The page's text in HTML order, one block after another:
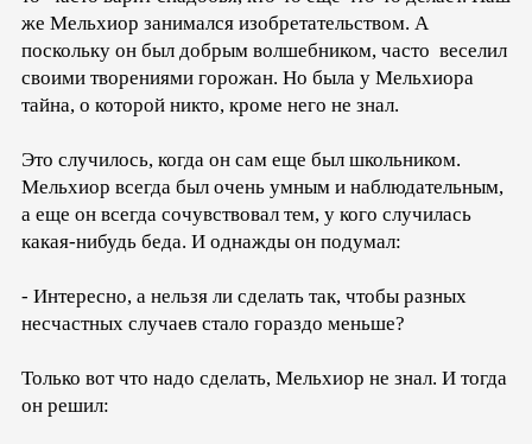
же Мельхиор занимался изобретательством. А
поскольку он был добрым волшебником, часто веселил
своими творениями горожан. Но была у Мельхиора
тайна, о которой никто, кроме него не знал.
Это случилось, когда он сам еще был школьником.
Мельхиор всегда был очень умным и наблюдательным,
а еще он всегда сочувствовал тем, у кого случилась
какая-нибудь беда. И однажды он подумал:
- Интересно, а нельзя ли сделать так, чтобы разных
несчастных случаев стало гораздо меньше?
Только вот что надо сделать, Мельхиор не знал. И тогда
он решил: